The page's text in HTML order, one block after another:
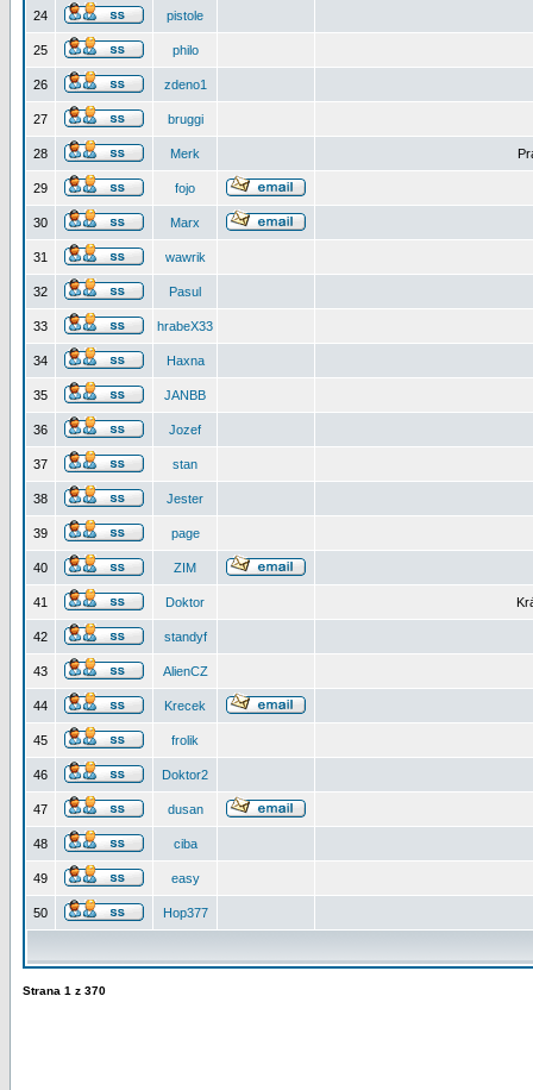
24 pistole
25 philo
26 zdeno1
27 bruggi
28 Merk
29 fojo
30 Marx
31 wawrik
32 Pasul
33 hrabeX33
34 Haxna
35 JANBB
36 Jozef
37 stan
38 Jester
39 page
40 ZIM
41 Doktor
42 standyf
43 AlienCZ
44 Krecek
45 frolik
46 Doktor2
47 dusan
48 ciba
49 easy
50 Hop377
Strana 1 z 370